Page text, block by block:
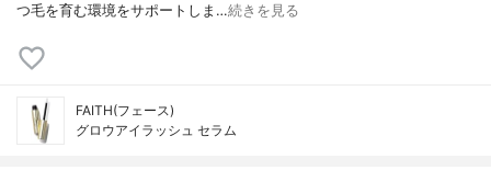
つ毛を育む環境をサポートしま…続きを見る
FAITH(フェース)
グロウアイラッシュ セラム